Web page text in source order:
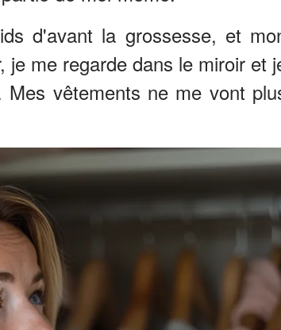
d'avant la grossesse, et
me regarde dans le miroir et
vêtements ne me vont